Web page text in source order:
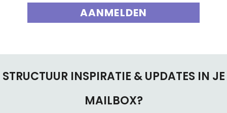
AANMELDEN
STRUCTUUR INSPIRATIE & UPDATES IN JE
MAILBOX?